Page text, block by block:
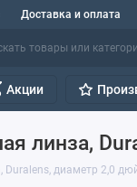
Доставка и оплата
Акции
линза,
Duralens, диаметр 2,0